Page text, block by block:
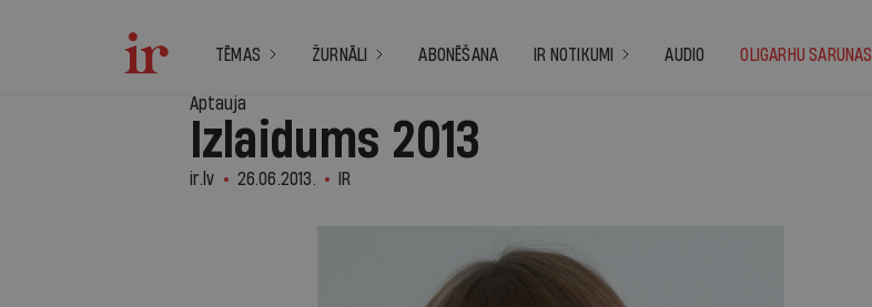
TĒMAS ŽURNĀLI ABONĒŠANA IR NOTIKUMI AUDIO OLIGARHU SARUNAS
Aptauja
Izlaidums 2013
ir.lv 26.06.2013. IR